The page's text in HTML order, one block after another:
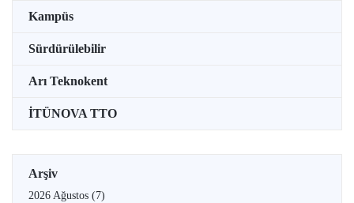
Kampüs
Sürdürülebilir
Arı Teknokent
İTÜNOVA TTO
Arşiv
2026 Ağustos (7)